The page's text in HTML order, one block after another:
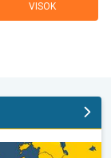
VISOK
noći. . .